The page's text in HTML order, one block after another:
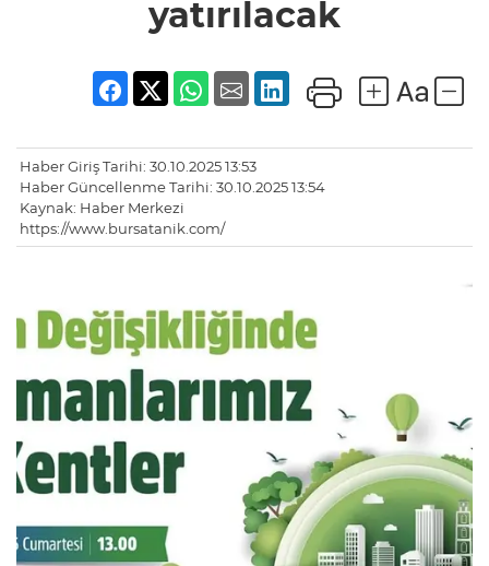
yatırılacak
Haber Giriş Tarihi: 30.10.2025 13:53
Haber Güncellenme Tarihi: 30.10.2025 13:54
Kaynak: Haber Merkezi
https://www.bursatanik.com/